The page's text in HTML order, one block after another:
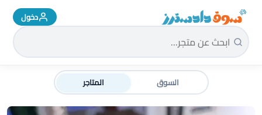
سوق دادسترز الرئيسية دخول
السوق المتاجر